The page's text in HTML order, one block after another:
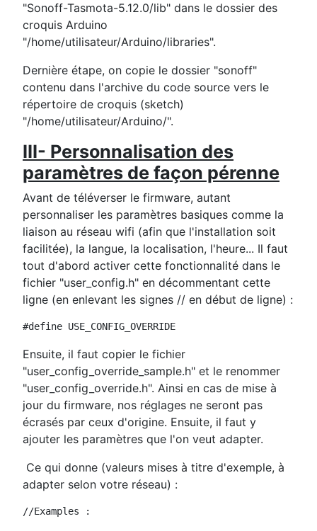
"Sonoff-Tasmota-5.12.0/lib" dans le dossier des
croquis Arduino
"/home/utilisateur/Arduino/libraries".
Dernière étape, on copie le dossier "sonoff"
contenu dans l'archive du code source vers le
répertoire de croquis (sketch)
"/home/utilisateur/Arduino/".
III- Personnalisation des
paramètres de façon pérenne
Avant de téléverser le firmware, autant
personnaliser les paramètres basiques comme la
liaison au réseau wifi (afin que l'installation soit
facilitée), la langue, la localisation, l'heure... Il faut
tout d'abord activer cette fonctionnalité dans le
fichier "user_config.h" en décommentant cette
ligne (en enlevant les signes // en début de ligne) :
#define USE_CONFIG_OVERRIDE                      //
Ensuite, il faut copier le fichier
"user_config_override_sample.h" et le renommer
"user_config_override.h". Ainsi en cas de mise à
jour du firmware, nos réglages ne seront pas
écrasés par ceux d'origine. Ensuite, il faut y
ajouter les paramètres que l'on veut adapter.
Ce qui donne (valeurs mises à titre d'exemple, à
adapter selon votre réseau) :
//Examples :